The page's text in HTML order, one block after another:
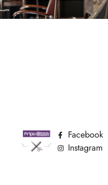
Facebook
Instagram